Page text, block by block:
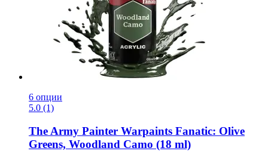
6 опции
5.0 (1)
The Army Painter Warpaints Fanatic: Olive
Greens, Woodland Camo (18 ml)